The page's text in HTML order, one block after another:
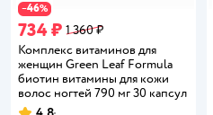
−46%
734 ₽ 1 360 ₽
Комплекс витаминов для
женщин Green Leaf Formula
биотин витамины для кожи
волос ногтей 790 мг 30 капсул